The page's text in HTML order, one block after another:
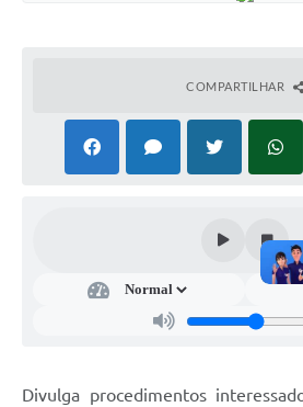
COMPARTILHAR
Divulga procedimentos